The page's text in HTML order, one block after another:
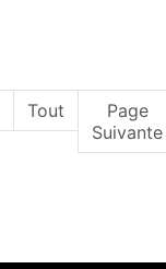
Tout
Page
Suivante